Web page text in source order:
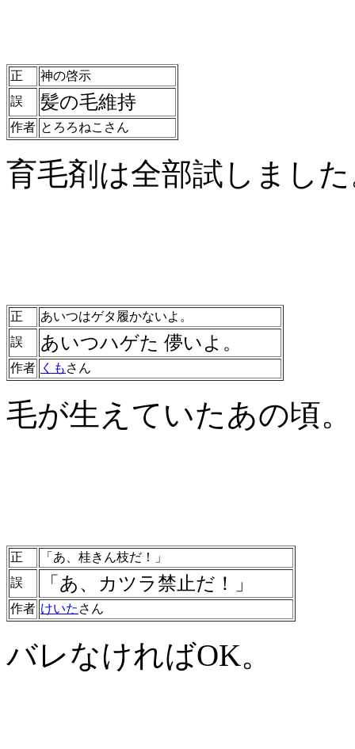
正
神の啓示
誤
髪の毛維持
作者 とろろねこさん
育毛剤は全部試しまし
正
あいつはゲタ履かないよ。
誤
あいつハゲた 儚いよ 。
作者 くも さん
毛が生えていたあの頃。
正
「あ、桂きん枝だ！」
誤
「あ、カツラ禁止だ！」
作者 けいた さん
バレなければOK。